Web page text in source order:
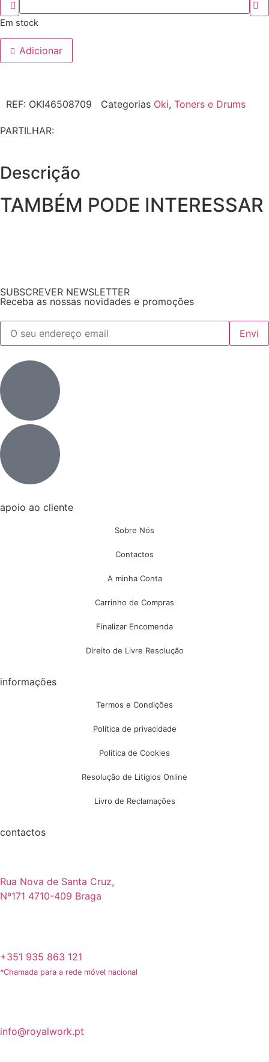
Em stock
Adicionar
REF: OKI46508709 Categorias Oki, Toners e Drums
PARTILHAR:
Descrição
TAMBÉM PODE INTERESSAR
SUBSCREVER NEWSLETTER
Receba as nossas novidades e promoções
apoio ao cliente
Sobre Nós
Contactos
A minha Conta
Carrinho de Compras
Finalizar Encomenda
Direito de Livre Resolução
informações
Termos e Condições
Política de privacidade
Política de Cookies
Resolução de Litígios Online
Livro de Reclamações
contactos
Rua Nova de Santa Cruz,
Nº171 4710-409 Braga
+351 935 863 121
*Chamada para a rede móvel nacional
info@royalwork.pt